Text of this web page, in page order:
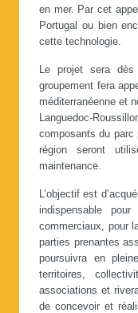
en mer. Par cet
Portugal ou bien
cette technologie.
Le projet sera dès
groupement fera
méditerranéenne et
Languedoc-
composants du parc
région seront
maintenance.
L’objectif est
indispensable
commerciaux, pour
parties prenantes
poursuivra en
territoires,
associations et
de concevoir et